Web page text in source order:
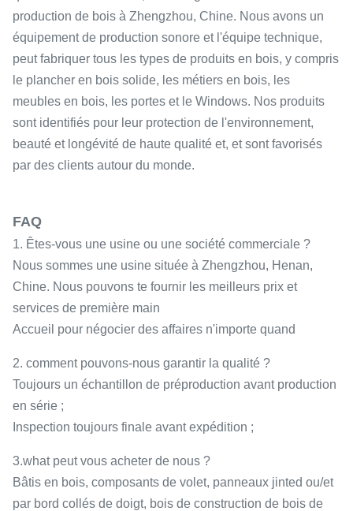
production de bois à Zhengzhou, Chine. Nous avons un
équipement de production sonore et l'équipe technique,
peut fabriquer tous les types de produits en bois, y compris
le plancher en bois solide, les métiers en bois, les
meubles en bois, les portes et le Windows. Nos produits
sont identifiés pour leur protection de l'environnement,
beauté et longévité de haute qualité et, et sont favorisés
par des clients autour du monde.
FAQ
1. Êtes-vous une usine ou une société commerciale ?
Nous sommes une usine située à Zhengzhou, Henan,
Chine. Nous pouvons te fournir les meilleurs prix et
services de première main
Accueil pour négocier des affaires n'importe quand
2. comment pouvons-nous garantir la qualité ?
Toujours un échantillon de préproduction avant production
en série ;
Inspection toujours finale avant expédition ;
3.what peut vous acheter de nous ?
Bâtis en bois, composants de volet, panneaux jinted ou/et
par bord collés de doigt, bois de construction de bois de